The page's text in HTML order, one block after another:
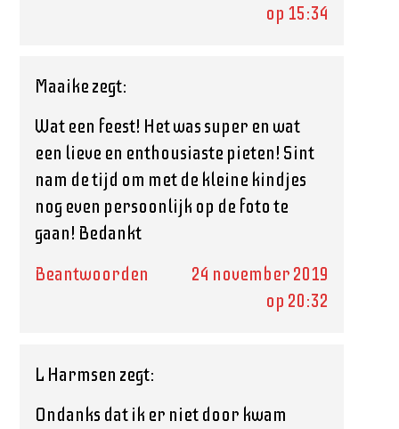
op 15:34
Maaike zegt:
Wat een feest! Het was super en wat
een lieve en enthousiaste pieten! Sint
nam de tijd om met de kleine kindjes
nog even persoonlijk op de foto te
gaan! Bedankt
Beantwoorden
24 november 2019
op 20:32
L Harmsen zegt:
Ondanks dat ik er niet door kwam